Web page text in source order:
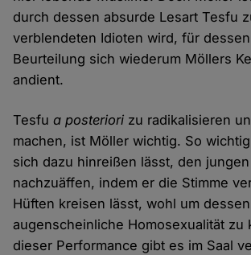
durch dessen absurde Lesart Tesfu
verblendeten Idioten wird, für
Beurteilung sich wiederum Möllers
andient.
Tesfua posteriori zu radikalisieren
machen, ist Möller wichtig. So
sich dazu hinreißen lässt, den
nachzuäffen, indem er die Stimme
Hüften kreisen lässt, wohl um dessen
augenscheinliche Homosexualität zu
dieser Performance gibt es im Saal